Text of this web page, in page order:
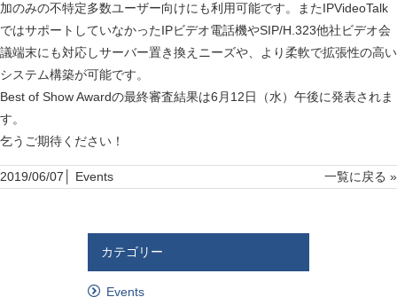
加のみの不特定多数ユーザー向けにも利用可能です。またIPVideoTalk
ではサポートしていなかったIPビデオ電話機やSIP/H.323他社ビデオ会
議端末にも対応しサーバー置き換えニーズや、より柔軟で拡張性の高い
システム構築が可能です。
Best of Show Awardの最終審査結果は6月12日（水）午後に発表されま
す。
乞うご期待ください！
2019/06/07│ Events 一覧に戻る »
カテゴリー
Events